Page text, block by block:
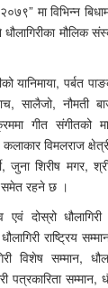
मा विभिन्न
मौलिक
यानिमाया, पर्बत
सालैजो, नौमती
गीत संगीतको
विमलराज
जुना शिरीष मगर,
समेत रहने छ ।
एवं दोस्रो
राष्ट्रिय
विशेष सम्मान,
पत्रकारिता सम्मान,